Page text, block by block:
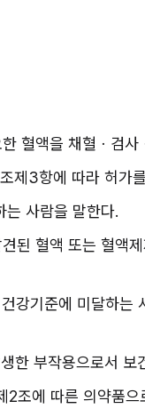
혈액을 채혈ㆍ검
제3항에 따라 허가
는 사람을 말한다.
된 혈액 또는 혈액
강기준에 미달하
한 부작용으로서
2조에 따른 의약